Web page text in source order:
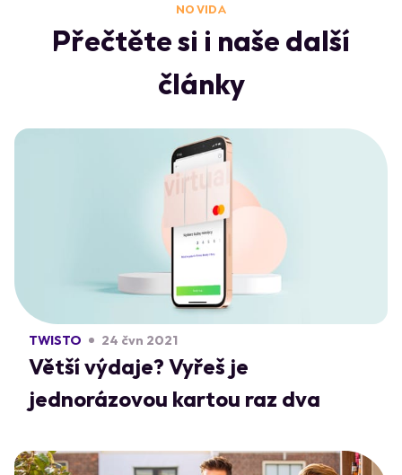
NO VIDA
Přečtěte si i naše další
články
TWISTO 24 čvn 2021
Větší výdaje? Vyřeš je
jednorázovou kartou raz dva